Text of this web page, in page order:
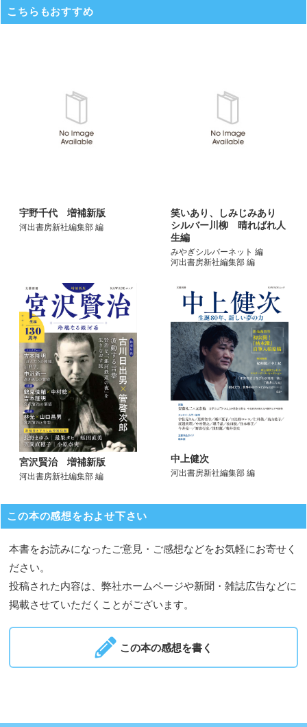
こちらもおすすめ
宇野千代 増補新版
河出書房新社編集部 編
笑いあり、しみじみあり
シルバー川柳 晴ればれ人
生編
みやぎシルバーネット 編
河出書房新社編集部 編
宮沢賢治 増補新版
河出書房新社編集部 編
中上健次
河出書房新社編集部 編
この本の感想をおよせ下さい
本書をお読みになったご意見・ご感想などをお気軽にお寄せく
ださい。
投稿された内容は、弊社ホームページや新聞・雑誌広告などに
掲載させていただくことがございます。
この本の感想を書く